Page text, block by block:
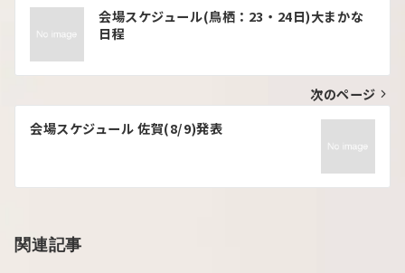
会場スケジュール(鳥栖：23・24日)大まかな
日程
次のページ
会場スケジュール 佐賀(8/9)発表
関連記事